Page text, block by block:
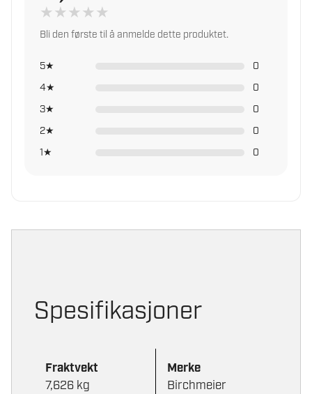
★★★★★
Bli den første til å anmelde dette produktet.
5★
0
4★
0
3★
0
2★
0
1★
0
Spesifikasjoner
Fraktvekt
7,626 kg
Merke
Birchmeier